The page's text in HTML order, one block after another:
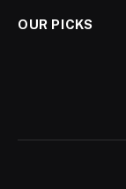
OUR PICKS